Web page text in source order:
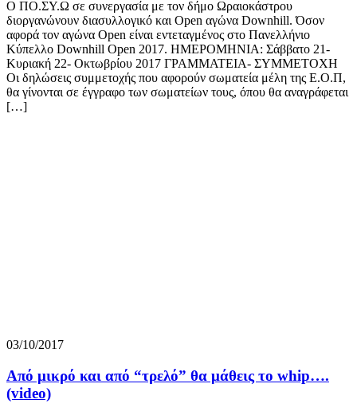
Ο ΠΟ.ΣΥ.Ω σε συνεργασία με τον δήμο Ωραιοκάστρου
διοργανώνουν διασυλλογικό και Open αγώνα Downhill. Όσον
αφορά τον αγώνα Open είναι εντεταγμένος στο Πανελλήνιο
Κύπελλο Downhill Open 2017. ΗΜΕΡΟΜΗΝΙΑ: Σάββατο 21-
Κυριακή 22- Οκτωβρίου 2017 ΓΡΑΜΜΑΤΕΙΑ- ΣΥΜΜΕΤΟΧΗ
Οι δηλώσεις συμμετοχής που αφορούν σωματεία μέλη της Ε.Ο.Π,
θα γίνονται σε έγγραφο των σωματείων τους, όπου θα αναγράφεται
[…]
03/10/2017
Από μικρό και από “τρελό” θα μάθεις το whip….
(video)